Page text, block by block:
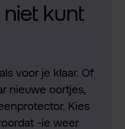
kunt
voor je klaar. Of
nieuwe oortjes,
Kies
-ie weer